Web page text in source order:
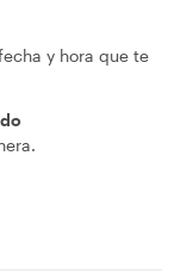
y hora que te